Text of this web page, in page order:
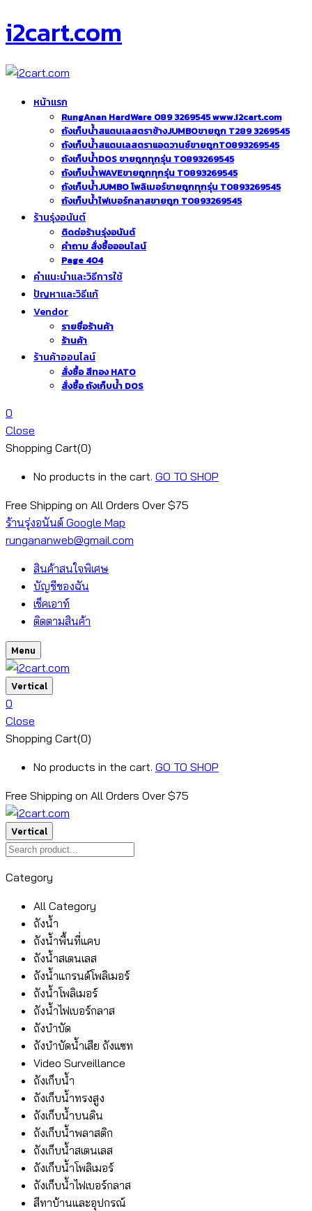
i2cart.com
หน้าแรก
RungAnan HardWare 089 3269545 www.i2cart.com
ถังเก็บน้ำสแตนเลสตราช้างJUMBOขายถูก T289 3269545
ถังเก็บน้ำสแตนเลสตราแอดวานซ์ขายถูกT0893269545
ถังเก็บน้ำDOS ขายถูกทุกรุ่น T0893269545
ถังเก็บน้ำWAVEขายถูกทุกรุ่น T0893269545
ถังเก็บน้ำJUMBO โพลิเมอร์ขายถูกทุกรุ่น T0893269545
ถังเก็บน้ำไฟเบอร์กลาสขายถูก T0893269545
ร้านรุ่งอนันต์
ติดต่อร้านรุ่งอนันต์
คำถาม สั่งซื้อออนไลน์
Page 404
คำแนะนำและวิธีการใช้
ปัญหาและวิธีแก้
Vendor
รายชื่อร้านค้า
ร้านค้า
ร้านค้าออนไลน์
สั่งซื้อ สีทอง HATO
สั่งซื้อ ถังเก็บน้ำ DOS
0
Close
Shopping Cart(0)
No products in the cart. GO TO SHOP
Free Shipping on All Orders Over $75
ร้านรุ่งอนันต์ Google Map
rungananweb@gmail.com
สินค้าสนใจพิเศษ
บัญชีของฉัน
เช็คเอาท์
ติดตามสินค้า
Menu
Vertical
0
Close
Shopping Cart(0)
No products in the cart. GO TO SHOP
Free Shipping on All Orders Over $75
Vertical
Category
All Category
ถังน้ำ
ถังน้ำพื้นที่แคบ
ถังน้ำสเตนเลส
ถังน้ำแกรนด์โพลิเมอร์
ถังน้ำโพลิเมอร์
ถังน้ำไฟเบอร์กลาส
ถังบำบัด
ถังบำบัดน้ำเสีย ถังแซท
Video Surveillance
ถังเก็บน้ำ
ถังเก็บน้ำทรงสูง
ถังเก็บน้ำบนดิน
ถังเก็บน้ำพลาสติก
ถังเก็บน้ำสเตนเลส
ถังเก็บน้ำโพลิเมอร์
ถังเก็บน้ำไฟเบอร์กลาส
สีทาบ้านและอุปกรณ์